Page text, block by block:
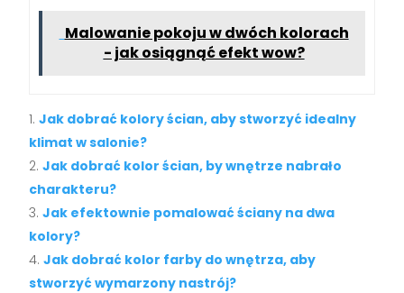
Malowanie pokoju w dwóch kolorach
- jak osiągnąć efekt wow?
Jak dobrać kolory ścian, aby stworzyć idealny
klimat w salonie?
Jak dobrać kolor ścian, by wnętrze nabrało
charakteru?
Jak efektownie pomalować ściany na dwa
kolory?
Jak dobrać kolor farby do wnętrza, aby
stworzyć wymarzony nastrój?